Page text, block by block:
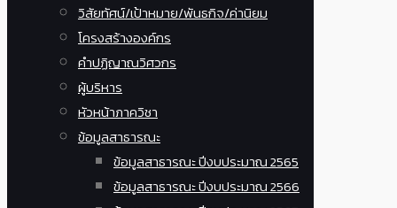
วิสัยทัศน์/เป้าหมาย/พันธกิจ/ค่านิยม
โครงสร้างองค์กร
คำปฏิญาณวิศวกร
ผู้บริหาร
หัวหน้าภาควิชา
ข้อมูลสาธารณะ
ข้อมูลสาธารณะ ปีงบประมาณ 2565
ข้อมูลสาธารณะ ปีงบประมาณ 2566